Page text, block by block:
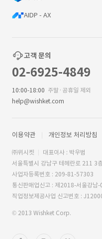
AIDP - AX
고객 문의
02-6925-4849
10:00-18:00 주말·공휴일 제외
help@wishket.com
이용약관 개인정보 처리방침
㈜위시켓
대표이사 : 박우범
서울특별시 강남구 테헤란로 211 3
사업자등록번호 : 209-81-57303
통신판매업신고 : 제2018-서울강남
직업정보제공사업 신고번호 :
© 2013 Wishket Corp.